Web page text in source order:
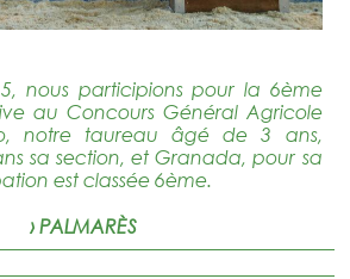
nous participions pour la 6ème
au Concours Général Agricole
notre taureau âgé de 3 ans,
sa section, et Granada, pour sa
est classée 6ème.
› PALMARÈS